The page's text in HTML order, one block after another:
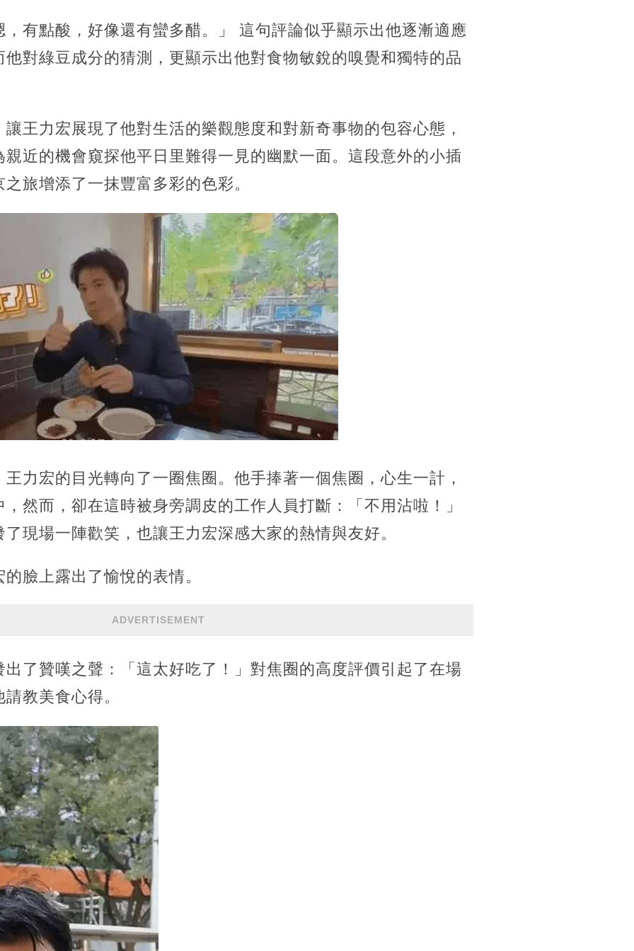
有點酸，好像還有蠻多醋。」 這句評論似乎顯示出他逐漸適應
對綠豆成分的猜測，更顯示出他對食物敏銳的嗅覺和獨特的品
王力宏展現了他對生活的樂觀態度和對新奇事物的包容心態，
近的機會窺探他平日里難得一見的幽默一面。這段意外的小插
旅增添了一抹豐富多彩的色彩。
力宏的目光轉向了一圈焦圈。他手捧著一個焦圈，心生一計，
然而，卻在這時被身旁調皮的工作人員打斷：「不用沾啦！」
現場一陣歡笑，也讓王力宏深感大家的熱情與友好。
臉上露出了愉悅的表情。
ADVERTISEMENT
了贊嘆之聲：「這太好吃了！」對焦圈的高度評價引起了在場
教美食心得。